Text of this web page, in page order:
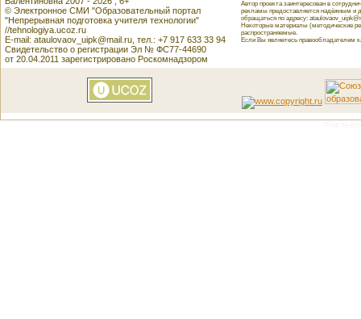
© Электронное СМИ "Образовательный портал
"Непрерывная подготовка учителя технологии"
//tehnologiya.ucoz.ru
E-mail: ataulovaov_uipk@mail.ru, тел.: +7 917 633 33 94
Свидетельство о регистрации Эл № ФС77-44690
от 20.04.2011 зарегистрировано Роскомнадзором
Автор проекта заинтересован в
рекламы предоставляется надёжным и
обращаться по адресу:
Некоторые материалы (методические
распространяемые.
Если Вы являетесь правообладателем